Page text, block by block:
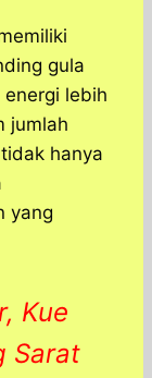
gula
lebih
jumlah
hanya
yang
Kue
Sarat